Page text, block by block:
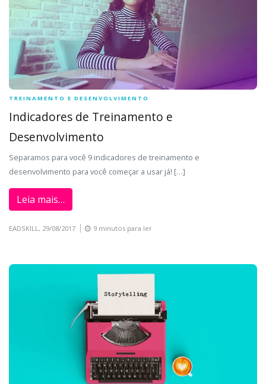
TREINAMENTO E DESENVOLVIMENTO
Indicadores de Treinamento e
Desenvolvimento
Separamos para você 9 indicadores de treinamento e
desenvolvimento para você começar a usar já! […]
Leia mais…
EADSKILL, 29/08/2017 9 minutos para ler